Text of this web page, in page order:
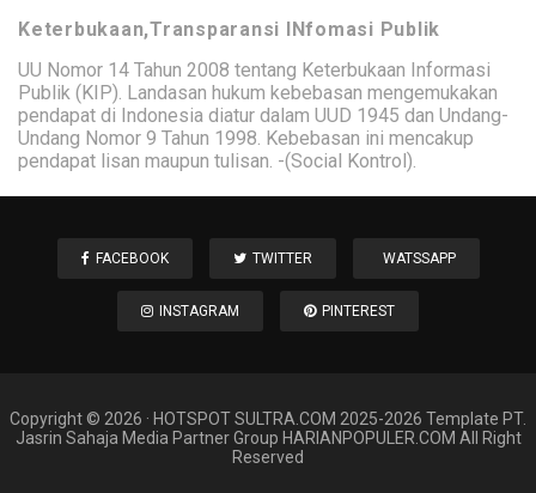
Keterbukaan,Transparansi INfomasi Publik
UU Nomor 14 Tahun 2008 tentang Keterbukaan Informasi
Publik (KIP). Landasan hukum kebebasan mengemukakan
pendapat di Indonesia diatur dalam UUD 1945 dan Undang-
Undang Nomor 9 Tahun 1998. Kebebasan ini mencakup
pendapat lisan maupun tulisan. -(Social Kontrol).
FACEBOOK TWITTER WATSSAPP
INSTAGRAM PINTEREST
Copyright © 2026 · HOTSPOT SULTRA .COM 2025-2026 Template PT.
Jasrin Sahaja Media Partner Group HARIANPOPULER.COM All Right
Reserved